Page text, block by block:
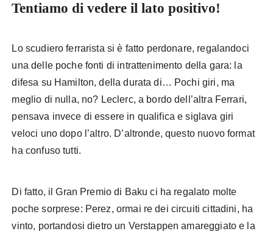
Tentiamo di vedere il lato positivo!
Lo scudiero ferrarista si è fatto perdonare, regalandoci
una delle poche fonti di intrattenimento della gara: la
difesa su Hamilton, della durata di… Pochi giri, ma
meglio di nulla, no? Leclerc, a bordo dell’altra Ferrari,
pensava invece di essere in qualifica e siglava giri
veloci uno dopo l’altro. D’altronde, questo nuovo format
ha confuso tutti.
Di fatto, il Gran Premio di Baku ci ha regalato molte
poche sorprese: Perez, ormai re dei circuiti cittadini, ha
vinto, portandosi dietro un Verstappen amareggiato e la